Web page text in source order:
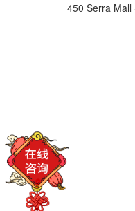
450 Serra